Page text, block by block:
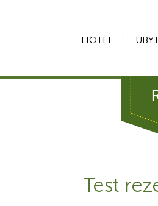
HOTEL
Test